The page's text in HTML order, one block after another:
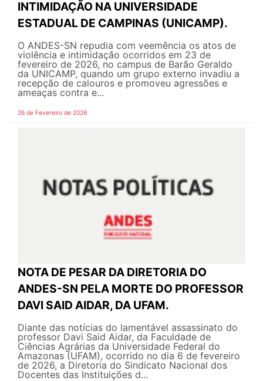
INTIMIDAÇÃO NA UNIVERSIDADE
ESTADUAL DE CAMPINAS (UNICAMP).
O ANDES-SN repudia com veemência os atos de
violência e intimidação ocorridos em 23 de
fevereiro de 2026, no campus de Barão Geraldo
da UNICAMP, quando um grupo externo invadiu a
recepção de calouros e promoveu agressões e
ameaças contra e...
26 de Fevereiro de 2026
NOTA DE PESAR DA DIRETORIA DO
ANDES-SN PELA MORTE DO PROFESSOR
DAVI SAID AIDAR, DA UFAM.
Diante das notícias do lamentável assassinato do
professor Davi Said Aidar, da Faculdade de
Ciências Agrárias da Universidade Federal do
Amazonas (UFAM), ocorrido no dia 6 de fevereiro
de 2026, a Diretoria do Sindicato Nacional dos
Docentes das Instituições d...